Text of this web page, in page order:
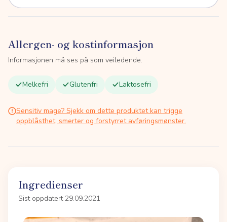
Allergen- og kostinformasjon
Informasjonen må ses på som veiledende.
Melkefri Glutenfri Laktosefri
Sensitiv mage? Sjekk om dette produktet kan trigge
oppblåsthet, smerter og forstyrret avføringsmønster.
Ingredienser
Sist oppdatert 29.09.2021